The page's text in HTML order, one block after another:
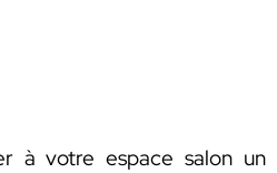
à votre espace salon un